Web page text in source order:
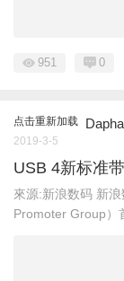
951 0
点击重新加载
2019-3-5
USB 4新标准
來源:新浪数码 新
Promoter Group）